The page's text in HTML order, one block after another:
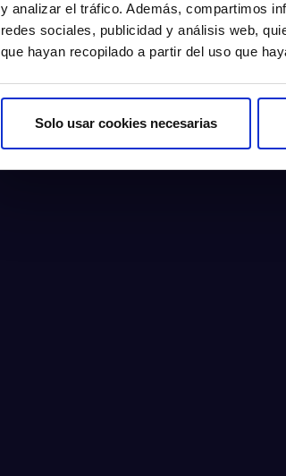
y analizar el tráfico. Además, compartimos
redes sociales, publicidad y análisis web,
que hayan recopilado a partir del uso que
Solo usar cookies necesarias